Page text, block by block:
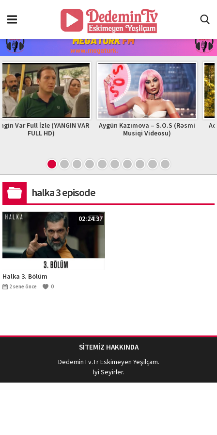
İzle (YANGIN VAR
Aygün Kazımova – S.O.S (Rəsmi
Musiqi Videosu)
Adam |
halka 3 episode
02:24:37
Halka 3. Bölüm
2 sene önce 0
SİTEMİZ HAKKINDA
DedeminTv.TrEskimeyen Yeşilçam.
İyi Seyirler.